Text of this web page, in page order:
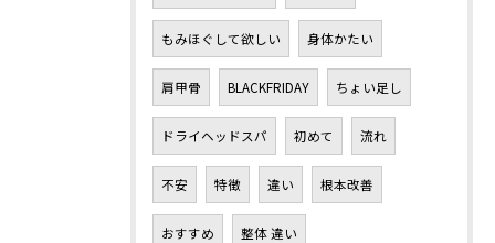
もみほぐして欲しい 身体かたい
肩甲骨 BLACKFRIDAY ちょい足し
ドライヘッドスパ 初めて 流れ
不安 特徴 違い 根本改善
おすすめ 整体 違い